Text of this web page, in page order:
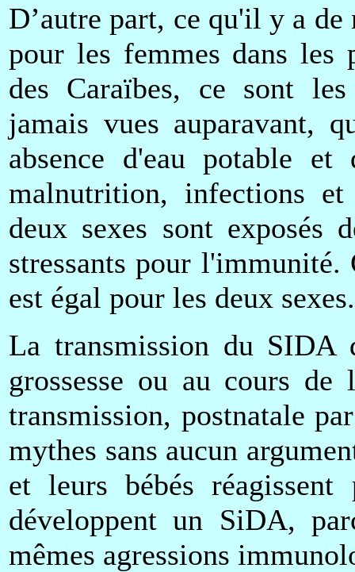
D’autre part, ce qu'il y a
pour les femmes dans les
des Caraïbes, ce sont
jamais vues auparavant,
absence d'eau potable et
malnutrition, infections et
deux sexes sont exposés
stressants pour
est égal pour les deux sexes.
La transmission du SIDA
grossesse ou au cours de
transmission, postnatale
mythes sans aucun
et leurs bébés
développent un SiDA,
mêmes agressions